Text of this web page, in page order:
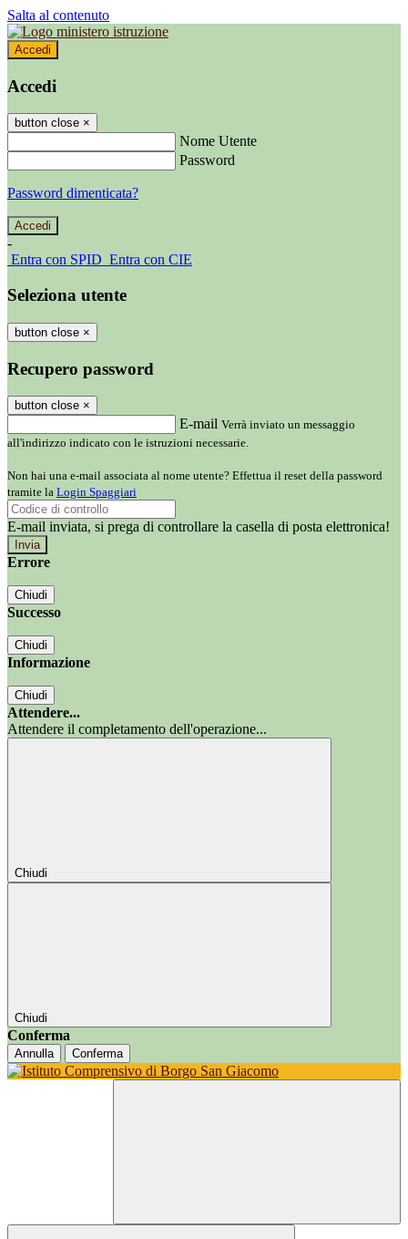
Salta al contenuto
Accedi
Accedi
button close ×
Nome Utente
Password
Password dimenticata?
-
Entra con SPID Entra con CIE
Seleziona utente
button close ×
Recupero password
button close ×
E-mail Verrà inviato un messaggio
all'indirizzo indicato con le istruzioni necessarie.
Non hai una e-mail associata al nome utente? Effettua il reset della password
tramite la Login Spaggiari
E-mail inviata, si prega di controllare la casella di posta elettronica!
Errore
Chiudi
Successo
Chiudi
Informazione
Chiudi
Attendere...
Attendere il completamento dell'operazione...
Chiudi
Chiudi
Conferma
Annulla Conferma